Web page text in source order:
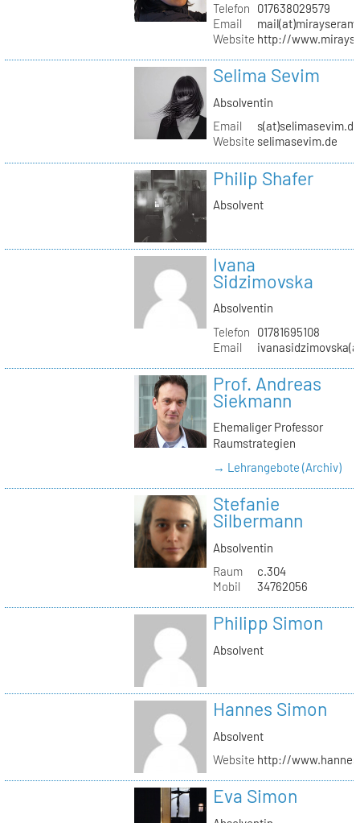
Telefon
017638029579
Email
Website http://
Selima Sevim
Absolventin
Email
s(at)selimasevim.de
Website selimasevim.de
Philip Shafer
Absolvent
Ivana
Sidzimovska
Absolventin
Telefon
01781695108
Email
Prof. Andreas
Siekmann
Ehemaliger Professor
Raumstrategien
→ Lehrangebote (Archiv)
Stefanie
Silbermann
Absolventin
Raum
c.304
Mobil
34762056
Philipp Simon
Absolvent
Hannes Simon
Absolvent
Website http://
Eva Simon